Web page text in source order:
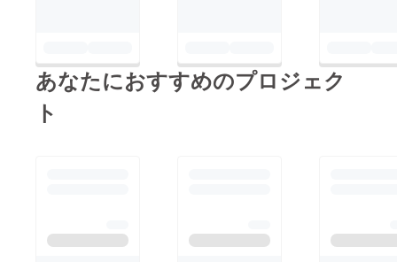
あなたにおすすめのプロジェク
ト